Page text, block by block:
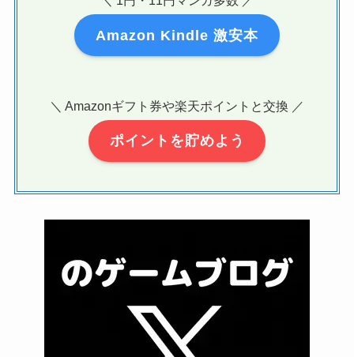
Amazon Kindle 激安本
＼ Amazonギフト券や楽天ポイントと交換 ／
ポイントを貯めよう